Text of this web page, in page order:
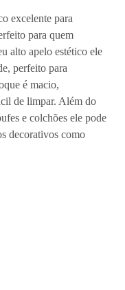
excelente para
para quem
alto apelo estético ele
perfeito para
é macio,
de limpar. Além do
e colchões ele pode
decorativos como